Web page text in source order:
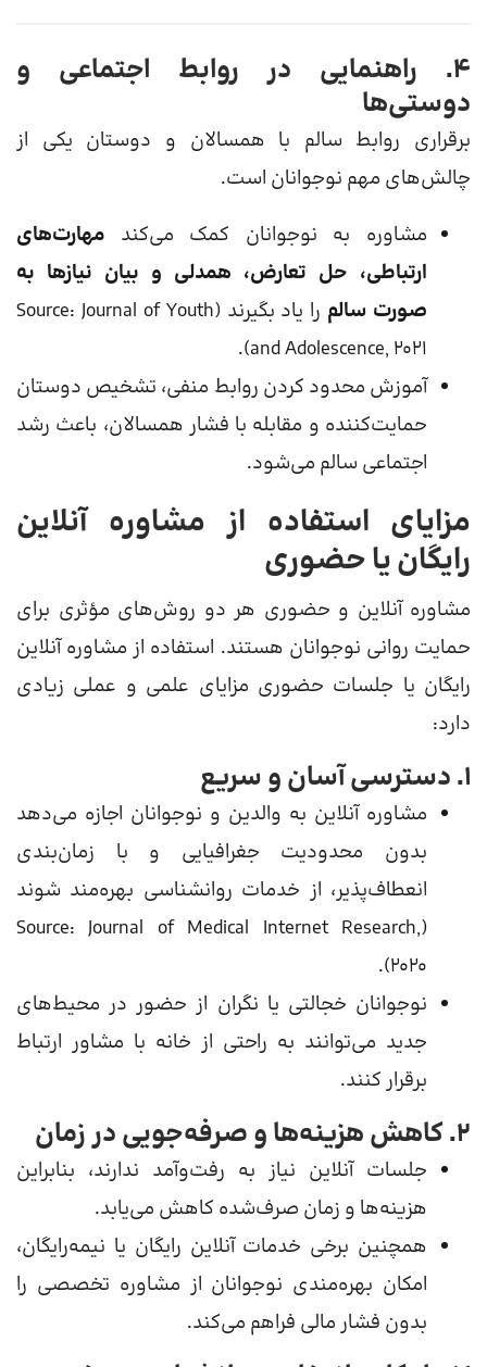
۴. راهنمایی در روابط اجتماعی و
دوستی‌ها
برقراری روابط سالم با همسالان و دوستان یکی از
چالش‌های مهم نوجوانان است.
مشاوره به نوجوانان کمک می‌کند مهارت‌های
ارتباطی، حل تعارض، همدلی و بیان نیازها به
صورت سالم
را یاد بگیرند (Source: Journal of Youth
and Adolescence, 2021).
آموزش محدود کردن روابط منفی، تشخیص دوستان
حمایت‌کننده و مقابله با فشار همسالان، باعث رشد
اجتماعی سالم می‌شود.
مزایای استفاده از مشاوره آنلاین
رایگان یا حضوری
مشاوره آنلاین و حضوری هر دو روش‌های مؤثری برای
حمایت روانی نوجوانان هستند. استفاده از مشاوره آنلاین
رایگان یا جلسات حضوری مزایای علمی و عملی زیادی
دارد:
۱. دسترسی آسان و سریع
مشاوره آنلاین به والدین و نوجوانان اجازه می‌دهد
بدون محدودیت جغرافیایی و با زمان‌بندی
انعطاف‌پذیر، از خدمات روانشناسی بهره‌مند شوند
(Source: Journal of Medical Internet Research,
2020).
نوجوانان خجالتی یا نگران از حضور در محیط‌های
جدید می‌توانند به راحتی از خانه با مشاور ارتباط
برقرار کنند.
۲. کاهش هزینه‌ها و صرفه‌جویی در زمان
جلسات آنلاین نیاز به رفت‌وآمد ندارند، بنابراین
هزینه‌ها و زمان صرف‌شده کاهش می‌یابد.
همچنین برخی خدمات آنلاین رایگان یا نیمه‌رایگان،
امکان بهره‌مندی نوجوانان از مشاوره تخصصی را
بدون فشار مالی فراهم می‌کند.